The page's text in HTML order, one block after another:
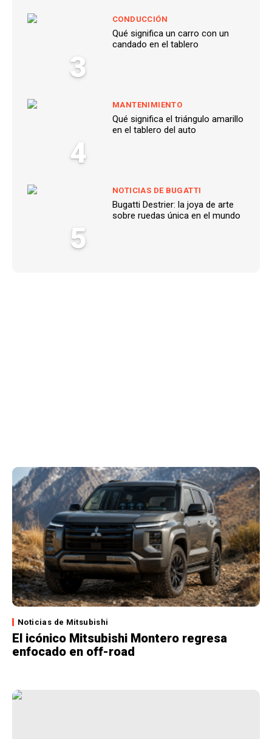
3
CONDUCCIÓN
Qué significa un carro con un
candado en el tablero
4
MANTENIMIENTO
Qué significa el triángulo amarillo
en el tablero del auto
5
NOTICIAS DE BUGATTI
Bugatti Destrier: la joya de arte
sobre ruedas única en el mundo
Noticias de Mitsubishi
El icónico Mitsubishi Montero regresa
enfocado en off-road